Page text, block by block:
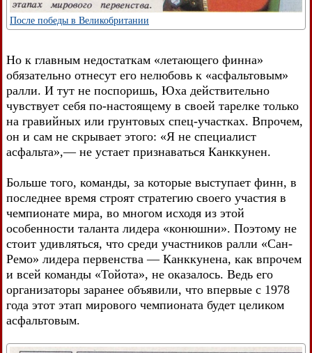
После победы в Великобритании
Но к главным недостаткам «летающего финна»
обязательно отнесут его нелюбовь к «асфальтовым»
ралли. И тут не поспоришь, Юха действительно
чувствует себя по-настоящему в своей тарелке только
на гравийных или грунтовых спец-участках. Впрочем,
он и сам не скрывает этого: «Я не специалист
асфальта»,— не устает признаваться Канккунен.
Больше того, команды, за которые выступает финн, в
последнее время строят стратегию своего участия в
чемпионате мира, во многом исходя из этой
особенности таланта лидера «конюшни». Поэтому не
стоит удивляться, что среди участников ралли «Сан-
Ремо» лидера первенства — Канккунена, как впрочем
и всей команды «Тойота», не оказалось. Ведь его
организаторы заранее объявили, что впервые с 1978
года этот этап мирового чемпионата будет целиком
асфальтовым.